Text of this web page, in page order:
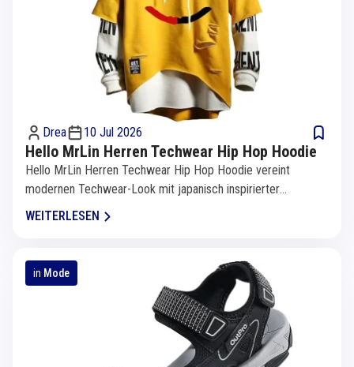
Drea 10 Jul 2026
Hello MrLin Herren Techwear Hip Hop Hoodie
Hello MrLin Herren Techwear Hip Hop Hoodie vereint
modernen Techwear-Look mit japanisch inspirierter
Streetwear und sorgt für...
WEITERLESEN
in Mode